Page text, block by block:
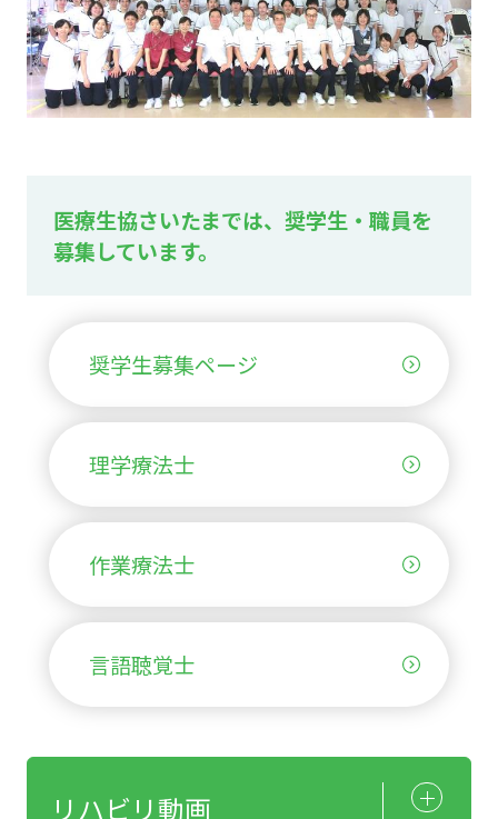
医療生協さいたまでは、奨学生・職員を
募集しています。
奨学生募集ページ
理学療法士
作業療法士
言語聴覚士
リハビリ動画